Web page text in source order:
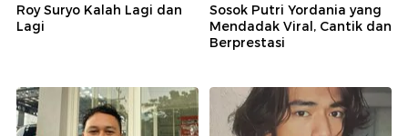
Roy Suryo Kalah Lagi dan
Lagi
Sosok Putri Yordania yang
Mendadak Viral, Cantik dan
Berprestasi